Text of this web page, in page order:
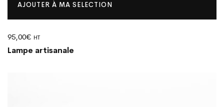
AJOUTER À MA SELECTION
95,00€ HT
Lampe artisanale